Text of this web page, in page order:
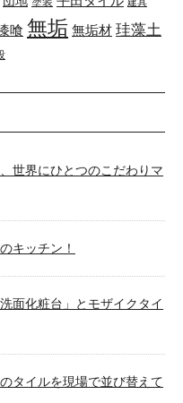
喰 無垢 無垢材 珪藻土
世界にひとつのこだわりマ
キッチン！
面化粧台」とモザイクタイ
タイルを現場で並び替えて